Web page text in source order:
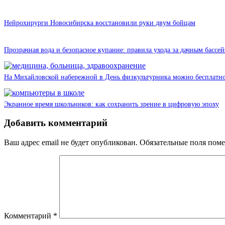
Нейрохирурги Новосибирска восстановили руки двум бойцам
Прозрачная вода и безопасное купание: правила ухода за дачным
На Михайловской набережной в День физкультурника можно
Экранное время школьников: как сохранить зрение в цифровую эпоху
Добавить комментарий
Ваш адрес email не будет опубликован. Обязательные поля
Комментарий *